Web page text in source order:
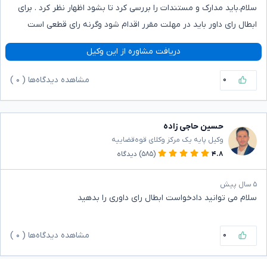
سلام.باید مدارک و مستندات را بررسی کرد تا بشود اظهار نظر کرد . برای
ابطال رای داور باید در مهلت مقرر اقدام شود وگرنه رای قطعی است
دریافت مشاوره از این وکیل
۰ مشاهده دیدگاه‌ها ( ۰
حسین حاجی زاده
وکیل پایه یک مرکز وکلای قوه‌قضاییه
۴.۸
(۵۸۵) دیدگاه
۵ سال پیش
سلام می توانید دادخواست ابطال رای داوری را بدهید
۰ مشاهده دیدگاه‌ها ( ۰